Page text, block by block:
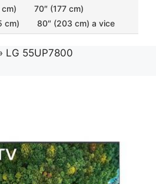
70″ (177 cm)
cm)
80″ (203 cm) a vice
LG 55UP7800